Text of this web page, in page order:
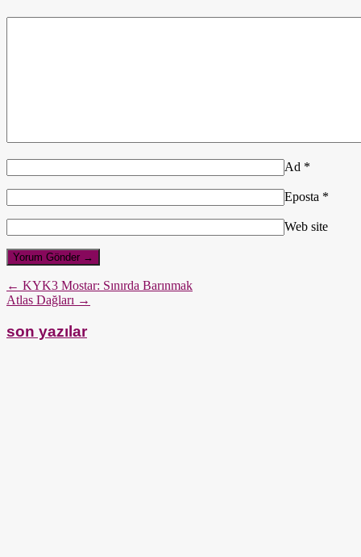
Ad *
Eposta *
Web site
← KYK3 Mostar: Sınırda Barınmak
Atlas Dağları →
son yazılar